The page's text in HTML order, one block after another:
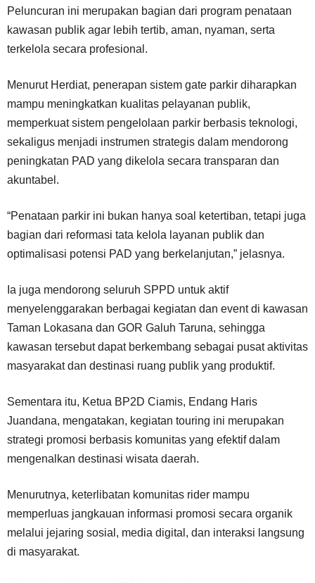
Peluncuran ini merupakan bagian dari program penataan
kawasan publik agar lebih tertib, aman, nyaman, serta
terkelola secara profesional.
Menurut Herdiat, penerapan sistem gate parkir diharapkan
mampu meningkatkan kualitas pelayanan publik,
memperkuat sistem pengelolaan parkir berbasis teknologi,
sekaligus menjadi instrumen strategis dalam mendorong
peningkatan PAD yang dikelola secara transparan dan
akuntabel.
“Penataan parkir ini bukan hanya soal ketertiban, tetapi juga
bagian dari reformasi tata kelola layanan publik dan
optimalisasi potensi PAD yang berkelanjutan,” jelasnya.
Ia juga mendorong seluruh SPPD untuk aktif
menyelenggarakan berbagai kegiatan dan event di kawasan
Taman Lokasana dan GOR Galuh Taruna, sehingga
kawasan tersebut dapat berkembang sebagai pusat aktivitas
masyarakat dan destinasi ruang publik yang produktif.
Sementara itu, Ketua BP2D Ciamis, Endang Haris
Juandana, mengatakan, kegiatan touring ini merupakan
strategi promosi berbasis komunitas yang efektif dalam
mengenalkan destinasi wisata daerah.
Menurutnya, keterlibatan komunitas rider mampu
memperluas jangkauan informasi promosi secara organik
melalui jejaring sosial, media digital, dan interaksi langsung
di masyarakat.